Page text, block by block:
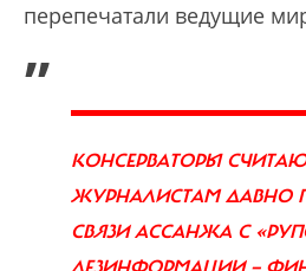
перепечатали ведущие
„
КОНСЕРВАТОРЫ
ЖУРНАЛИСТАМ ДАВНО
СВЯЗИ АССАНЖА С